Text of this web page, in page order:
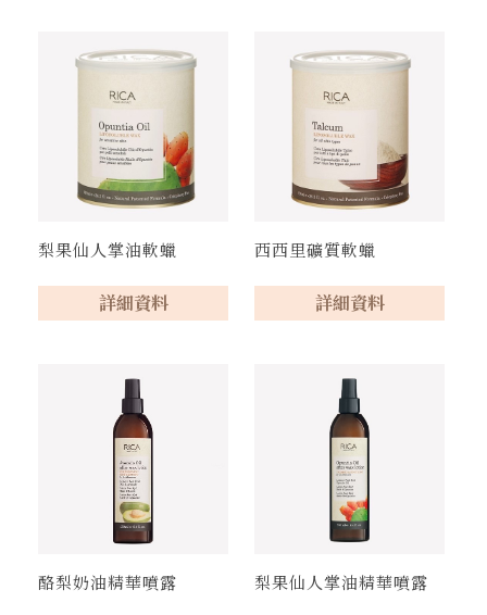
梨果仙人掌油軟蠟
詳細資料
西西里礦質軟蠟
詳細資料
酪梨奶油精華噴露 梨果仙人掌油精華噴露